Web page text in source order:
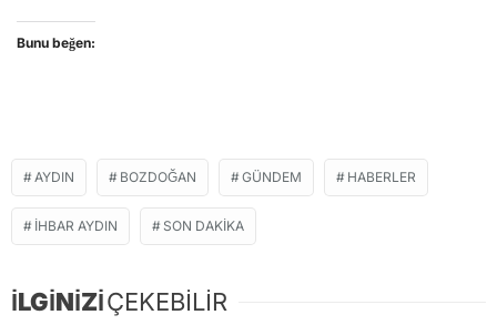
Bunu beğen:
AYDIN BOZDOĞAN GÜNDEM HABERLER
İHBAR AYDIN SON DAKIKA
İLGİNİZİÇEKEBİLİR